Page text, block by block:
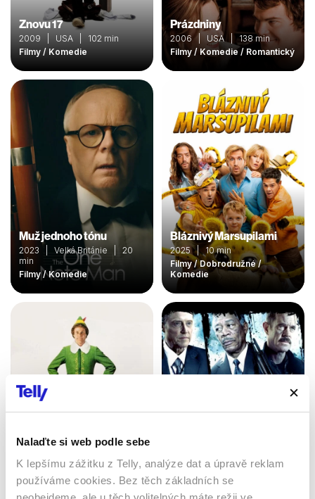
Nalaďte si web podle sebe
K lepšímu zážitku z Telly, analýze dat a úpravě reklam
používáme cookies. Bez těch základních se
Znovu 17
2009 | USA | 102 min
Filmy / Komedie
Prázdniny
2006 | USA | 138 min
Filmy / Komedie / Romantický
Muž jednoho tónu
2023 | Velká Británie | 20
min
Filmy / Komedie
Bláznivý Marsupilami
2025 | 10 min
Filmy / Dobrodružné /
Komedie
Vánoční skřítek
2003 | USA, Německo | 97
Filmy / Rodinné / Komedie /
Fantasy
Dokonalý zločin
2009 | USA | 87 min
Filmy / Thrillery / Krimi /
Komedie